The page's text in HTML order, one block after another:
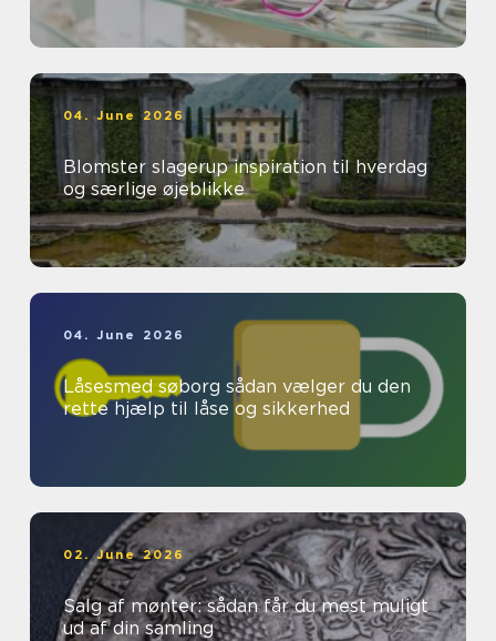
04. June 2026
Blomster slagerup inspiration til hverdag
og særlige øjeblikke
04. June 2026
Låsesmed søborg sådan vælger du den
rette hjælp til låse og sikkerhed
02. June 2026
Salg af mønter: sådan får du mest muligt
ud af din samling